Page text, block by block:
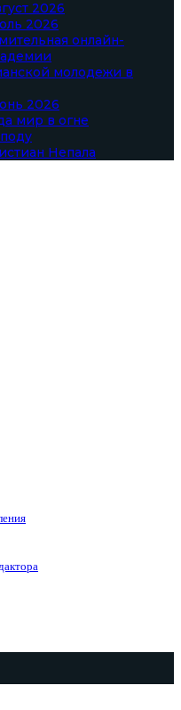
2026
2026
онлайн-
молодежи в
2026
мир в огне
Непала